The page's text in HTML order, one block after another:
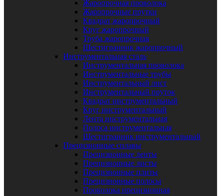
Жаропрочная проволока
Жаропрочные прутки
Квадрат жаропрочный
Круг жаропрочный
Труба жаропрочная
Шестигранник жаропрочный
Инструментальная сталь
Инструментальная проволока
Инструментальные трубы
Инструментальный лист
Инструментальный пруток
Квадрат инструментальный
Круг инструментальный
Лента инструментальная
Полоса инструментальная
Шестигранник инструментальный
Прецизионные сплавы
Прецизионные ленты
Прецизионные листы
Прецизионные плиты
Прецизионные полосы
Проволока прецизионная